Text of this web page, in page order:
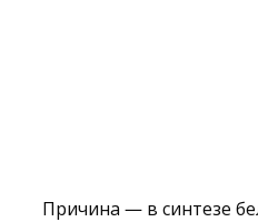
Причина — в синтезе